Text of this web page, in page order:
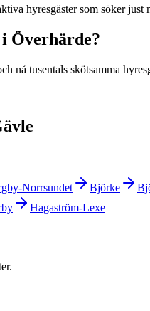
hyresgäster som söker
Överhärde?
nå tusentals skötsamma
Norrsundet Björke
Hagaström-Lexe